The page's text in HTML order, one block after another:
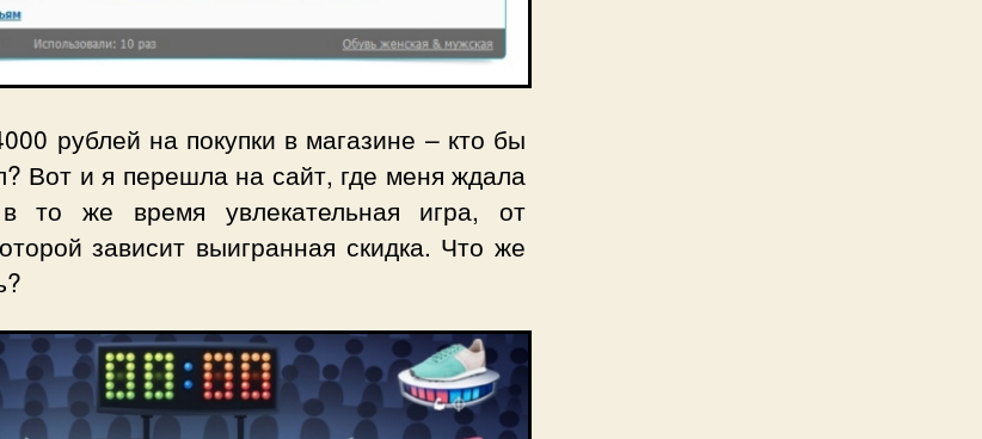
рублей на покупки в магазине – кто бы
Вот и я перешла на сайт, где меня ждала
то же время увлекательная игра, от
зависит выигранная скидка. Что же